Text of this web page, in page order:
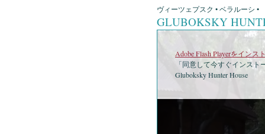
ヴィーツェプスク • ベラルーシ •
GLUBOKSKY
Adobe Flash Playerをインス
「同意して今すぐインス
Gluboksky Hunter House